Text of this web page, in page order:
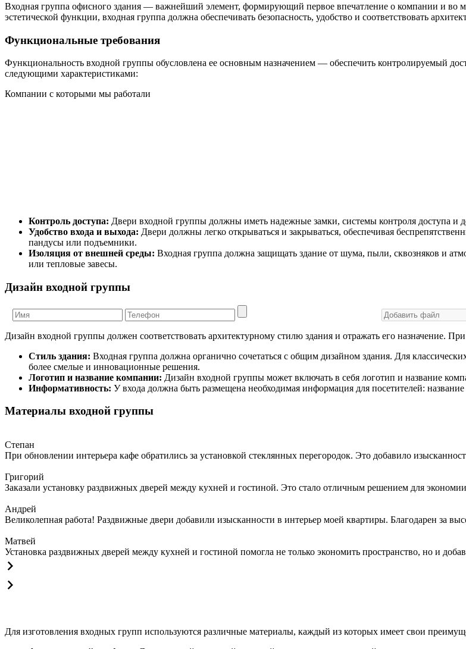
Входная группа офисного здания — важнейший элемент, формирующий первое впечатление о компании и во
эстетической функции, входная группа должна обеспечивать безопасность, удобство и соответствовать
Функциональные требования
Функциональность входной группы обусловлена ее основным назначением — обеспечить контролируемый
следующими характеристиками:
Компании с которыми мы работали
Контроль доступа: Двери входной группы должны иметь надежные замки, системы контроля доступа и
Удобство входа и выхода: Двери должны легко открываться и закрываться, обеспечивая
пандусы или подъемники.
Изоляция от внешней среды: Входная группа должна защищать здание от шума, пыли, сквозняков и
или тепловые завесы.
Дизайн входной группы
Дизайн входной группы должен соответствовать архитектурному стилю здания и отражать его назначение.
Стиль здания: Входная группа должна органично сочетаться с общим дизайном здания. Для
более смелые и инновационные решения.
Логотип и название компании: Дизайн входной группы может включать в себя логотип и название
Информативность: У входа должна быть размещена необходимая информация для посетителей:
Материалы входной группы
Степан
При обновлении интерьера кафе обратились за установкой стеклянных перегородок. Это добавило
Григорий
Заказали установку раздвижных дверей между кухней и гостиной. Это стало отличным решением для экономии
Андрей
Великолепная работа! Раздвижные двери добавили изысканности в интерьер моей квартиры. Благодарен за
Матвей
Установка раздвижных дверей между кухней и гостиной помогла не только экономить пространство, но и
Для изготовления входных групп используются различные материалы, каждый из которых имеет свои